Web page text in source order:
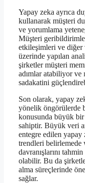
Yapay zeka ayrıca
kullanarak müşteri
ve yorumlama
Müşteri
etkileşimleri ve diğer
üzerinde yapılan
şirketler müşteri
adımlar atabiliyor ve
sadakatini
Son olarak, yapay
yönelik öngörülerde
konusunda büyük
sahiptir. Büyük veri
entegre edilen yapay
trendleri belirlemede
davranışlarını
olabilir. Bu da
alma süreçlerinde
sağlar.